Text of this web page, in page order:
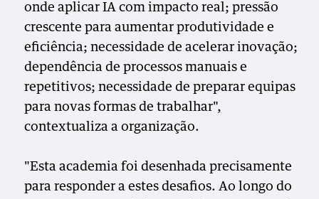
onde aplicar IA com impacto real; pressão
crescente para aumentar produtividade e
eficiência; necessidade de acelerar inovação;
dependência de processos manuais e
repetitivos; necessidade de preparar equipas
para novas formas de trabalhar",
contextualiza a organização.
"Esta academia foi desenhada precisamente
para responder a estes desafios. Ao longo do